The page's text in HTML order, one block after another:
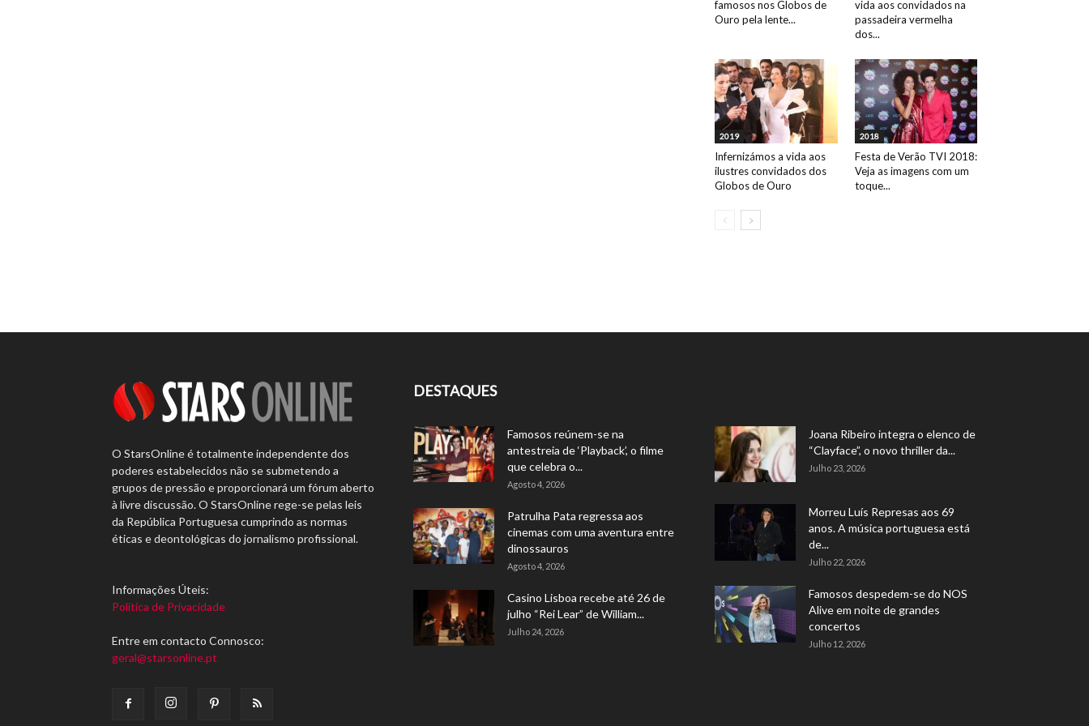
famosos nos Globos de
Ouro pela lente...
vida aos convidados na
passadeira vermelha
dos...
2019
Infernizámos a vida aos
ilustres convidados dos
Globos de Ouro
2018
Festa de Verão TVI 2018:
Veja as imagens com um
toque...
O StarsOnline é totalmente independente dos
poderes estabelecidos não se submetendo a
grupos de pressão e proporcionará um fórum aberto
à livre discussão. O StarsOnline rege-se pelas leis
da República Portuguesa cumprindo as normas
éticas e deontológicas do jornalismo profissional.
Informações Úteis:
Política de Privacidade
Entre em contacto Connosco:
geral@starsonline.pt
DESTAQUES
Famosos reúnem-se na
antestreia de ‘Playback’, o filme
que celebra o...
Agosto 4, 2026
Patrulha Pata regressa aos
cinemas com uma aventura entre
dinossauros
Agosto 4, 2026
Casino Lisboa recebe até 26 de
julho “Rei Lear” de William...
Julho 24, 2026
Joana Ribeiro integra o elenco de
“Clayface”, o novo thriller da...
Julho 23, 2026
Morreu Luís Represas aos 69
anos. A música portuguesa está
de...
Julho 22, 2026
Famosos despedem-se do NOS
Alive em noite de grandes
concertos
Julho 12, 2026